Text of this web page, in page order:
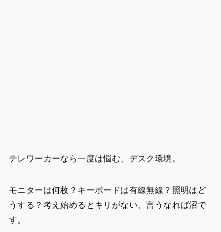
テレワーカーなら一度は悩む、デスク環境。
モニターは何枚？キーボードは有線無線？照明はど
うする？考え始めるとキリがない、言うなれば沼で
す。